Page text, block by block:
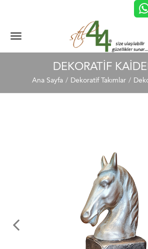
DEKORATİF
Ana Sayfa Dekoratif Takımlar